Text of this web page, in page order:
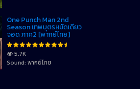
One Punch Man 2nd
Season เทพบุตรหมัดเดียว
จอด ภาค2 [พากย์ไทย]
5.7K
Sound: พากย์ไทย